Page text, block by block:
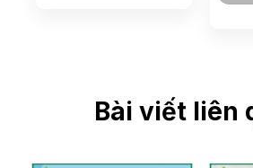
Bài viết liên